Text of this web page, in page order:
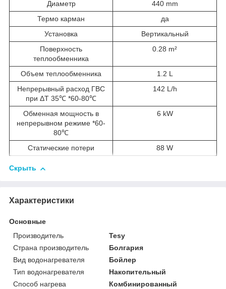
Диаметр
440 mm
Термо карман
да
Установка
Вертикальный
Поверхность
теплообменника
0.28 m²
Объем теплообменника
1.2 L
Непрерывный расход ГВС
при ΔT 35℃ *60-80℃
142 L/h
Обменная мощность в
непрерывном режиме *60-
80℃
6 kW
Статические потери 88 W
Скрыть
Характеристики
Основные
Производитель
Tesy
Страна производитель
Болгария
Вид водонагревателя
Бойлер
Тип водонагревателя
Накопительный
Способ нагрева
Комбинированный